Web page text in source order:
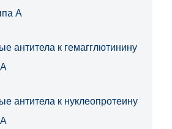
А
антитела к гемагглютинину
антитела к нуклеопротеину